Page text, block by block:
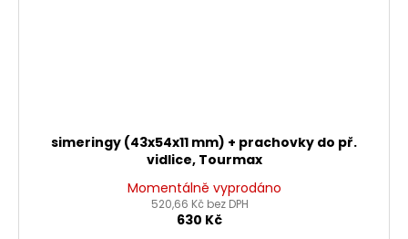
simeringy (43x54x11 mm) + prachovky do př.
vidlice, Tourmax
Momentálně vyprodáno
520,66 Kč bez DPH
630 Kč